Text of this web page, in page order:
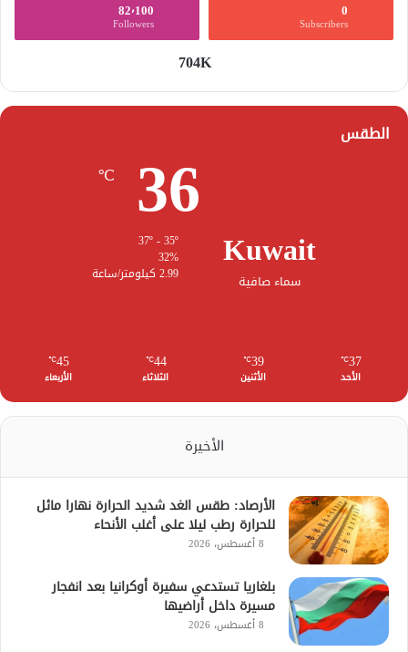
0
Subscribers
82٬100
Followers
704K
الطقس
Kuwait
سماء صافية
36
℃
32%
2.99 كيلومتر/ساعة
37
℃
الأحد
39
℃
الأثنين
44
℃
الثلاثاء
45
℃
الأربعاء
الأخيرة
الأرصاد: طقس الغد شديد الحرارة نهارا مائل
للحرارة رطب ليلا على أغلب الأنحاء
8 أغسطس، 2026
بلغاريا تستدعي سفيرة أوكرانيا بعد انفجار
مسيرة داخل أراضيها
8 أغسطس، 2026